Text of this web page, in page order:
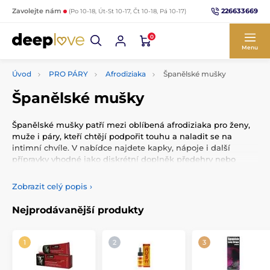
Zavolejte nám (Po 10-18, Út-St 10-17, Čt 10-18, Pá 10-17) 226633669
0
Menu
Úvod PRO PÁRY Afrodiziaka Španělské mušky
Španělské mušky
Španělské mušky patří mezi oblíbená afrodiziaka pro ženy,
muže i páry, kteří chtějí podpořit touhu a naladit se na
intimní chvíle. V nabídce najdete kapky, nápoje i další
přípravky vhodné jako diskrétní doplněk předehry nebo
Španělské mušky pro smyslnější náladu a větší chuť na
Španělské mušky jsou známé jako afrodiziakum, které se
používá pro navození smyslnější atmosféry a podporu chuti
Zobrazit celý popis ›
Nejprodávanější produkty